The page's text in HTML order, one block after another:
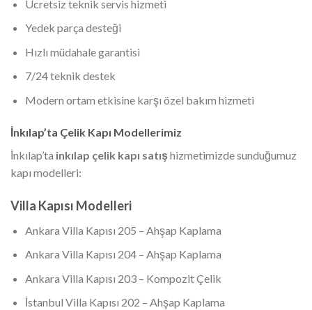
Ücretsiz teknik servis hizmeti
Yedek parça desteği
Hızlı müdahale garantisi
7/24 teknik destek
Modern ortam etkisine karşı özel bakım hizmeti
İnkılap’ta Çelik Kapı Modellerimiz
İnkılap’ta inkılap çelik kapı satışhizmetimizde sunduğumuz
kapı modelleri:
Villa Kapısı Modelleri
Ankara Villa Kapısı 205 – Ahşap Kaplama
Ankara Villa Kapısı 204 – Ahşap Kaplama
Ankara Villa Kapısı 203 – Kompozit Çelik
İstanbul Villa Kapısı 202 – Ahşap Kaplama